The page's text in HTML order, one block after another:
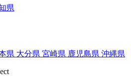
県
県 大分県 宮崎県 鹿児島県 沖縄県